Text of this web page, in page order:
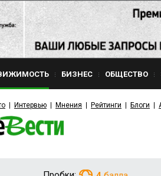
БИЗНЕС ОБЩЕСТВО
Интервью Мнения Рейтинги Блоги